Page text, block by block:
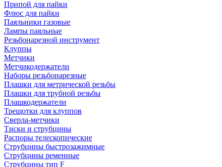
Припой для пайки
Флюс для пайки
Паяльники газовые
Лампы паяльные
Резьбонарезной инструмент
Клуппы
Метчики
Метчикодержатели
Наборы резьбонарезные
Плашки для метрической резьбы
Плашки для трубной резьбы
Плашкодержатели
Трещотки для клуппов
Сверла-метчики
Тиски и струбцины
Распоры телескопические
Струбцины быстрозажимные
Струбцины ременные
Струбцины тип F